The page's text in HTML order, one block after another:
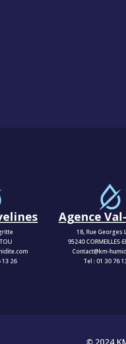
13 26
Agence
18, Rue Georges
95240 CORMEILLES-
Contact@km-
Tel :01 30 76
© 2024